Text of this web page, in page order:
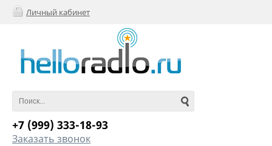
Личный кабинет
+7 (999) 333-18-93
Заказать звонок